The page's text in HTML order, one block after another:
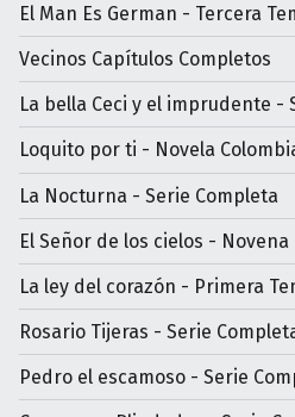
El Man Es German - Tercera
Vecinos Capítulos Completos
La bella Ceci y el imprudente -
Loquito por ti - Novela
La Nocturna - Serie Completa
El Señor de los cielos -
La ley del corazón - Primera
Rosario Tijeras - Serie
Pedro el escamoso - Serie